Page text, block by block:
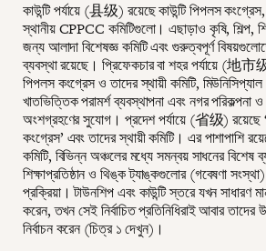
কাউন্টি পর্যায়ে (县级) রয়েছে কাউন্টি পিপলস
স্থানীয় CPPCC কমিটিগুলো। এছাড়াও কৃষি, শিল্প,
জন্য আলাদা বিশেষজ্ঞ কমিটি এবং গুরুত্বপূর্ণ
ব্যবস্থা রয়েছে। প্রিফেকচার বা শহর পর্যায়ে (地市
পিপলস কংগ্রেস ও তাদের স্থায়ী কমিটি,
খাতভিত্তিক পরামর্শ ব্যবস্থাপনা এবং নগর
অংশগ্রহণের সুযোগ। প্রদেশ পর্যায়ে (省级) রয়েছে
কংগ্রেস’ এবং তাদের স্থায়ী কমিটি। এর পাশাপাশি
কমিটি, বিভিন্ন অঞ্চলের মধ্যে সমন্বয় সাধনের বিশেষ
শিক্ষাপ্রতিষ্ঠান ও থিঙ্ক ট্যাঙ্কগুলোর (গবেষণা সংস্থা)
প্রক্রিয়া। টাউনশিপ এবং কাউন্টি স্তরে যখন সাধারণ
করেন, তখন সেই নির্বাচিত প্রতিনিধিরাই আবার তাদের
নির্বাচন করেন (চিত্র ১ দেখুন)।